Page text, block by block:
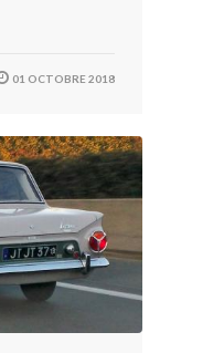
01 OCTOBRE 2018